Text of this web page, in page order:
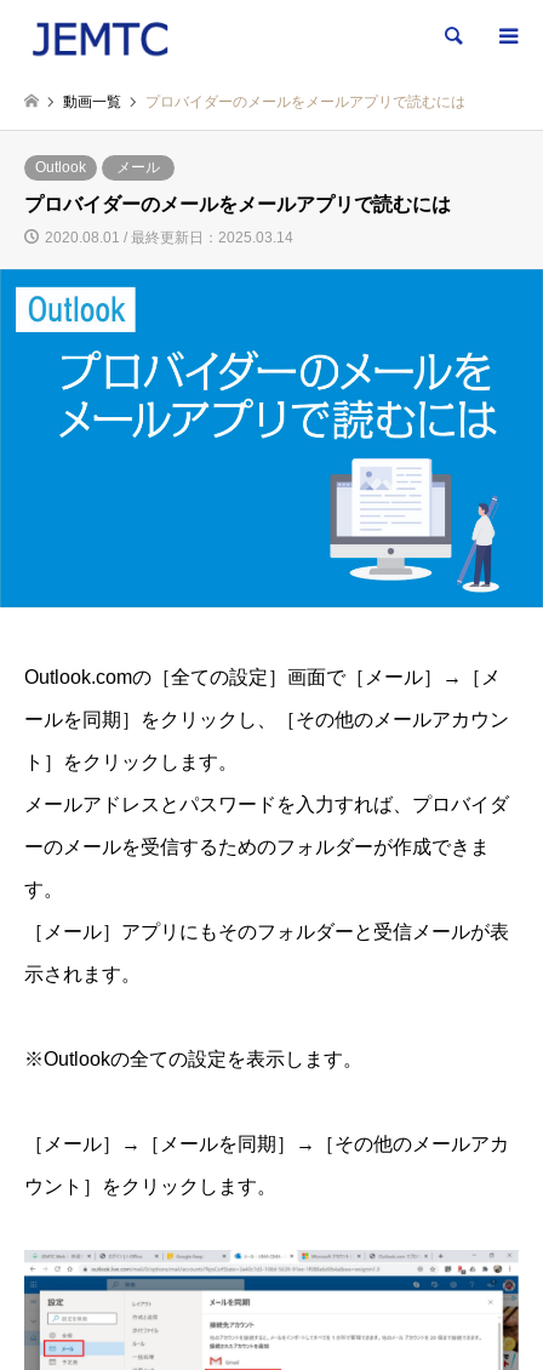
検索
動画一覧 プロバイダーのメールをメールアプリで読むには
Outlook メール
プロバイダーのメールをメールアプリで読むには
2020.08.01 / 最終更新日：2025.03.14
Outlook.comの［全ての設定］画面で［メール］→［メ
ールを同期］をクリックし、［その他のメールアカウン
ト］をクリックします。
メールアドレスとパスワードを入力すれば、プロバイダ
ーのメールを受信するためのフォルダーが作成できま
す。
［メール］アプリにもそのフォルダーと受信メールが表
示されます。
※Outlookの全ての設定を表示します。
［メール］→［メールを同期］→［その他のメールアカ
ウント］をクリックします。